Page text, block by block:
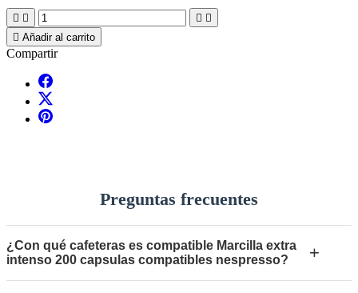
   
 Añadir al carrito
Compartir
Preguntas frecuentes
¿Con qué cafeteras es compatible Marcilla extra
intenso 200 capsulas compatibles nespresso?
+